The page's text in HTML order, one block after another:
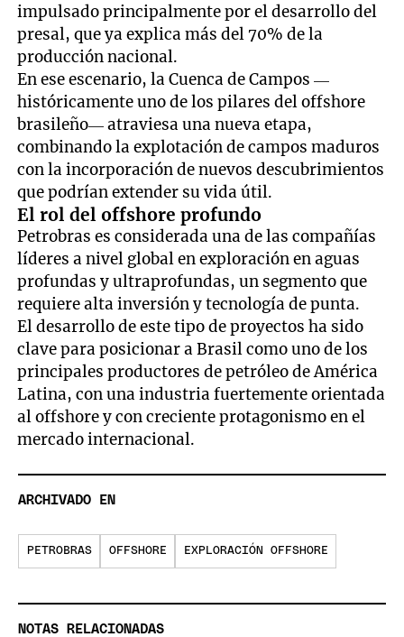
impulsado principalmente por el desarrollo del
presal, que ya explica más del 70% de la
producción nacional.
En ese escenario, la Cuenca de Campos —
históricamente uno de los pilares del offshore
brasileño— atraviesa una nueva etapa,
combinando la explotación de campos maduros
con la incorporación de nuevos descubrimientos
que podrían extender su vida útil.
El rol del offshore profundo
Petrobras es considerada una de las compañías
líderes a nivel global en exploración en aguas
profundas y ultraprofundas, un segmento que
requiere alta inversión y tecnología de punta.
El desarrollo de este tipo de proyectos ha sido
clave para posicionar a Brasil como uno de los
principales productores de petróleo de América
Latina, con una industria fuertemente orientada
al offshore y con creciente protagonismo en el
mercado internacional.
ARCHIVADO EN
PETROBRAS OFFSHORE EXPLORACIÓN OFFSHORE
NOTAS RELACIONADAS